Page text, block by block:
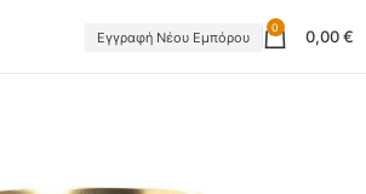
Εγγραφή Νέου Εμπόρου
0 0,00€